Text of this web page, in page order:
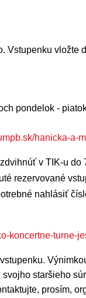
Vstupenku vložte
pondelok -
hanicka-a-
v TIK-u do
rezervované
nahlásiť
koncertne-turne-
staršieho
prosím,